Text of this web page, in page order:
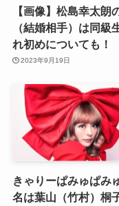
【画像】松島幸太朗
（結婚相手）は同級
れ初めについても！
2023年9月19日
きゃりーぱみゅぱみ
名は葉山（竹村）桐